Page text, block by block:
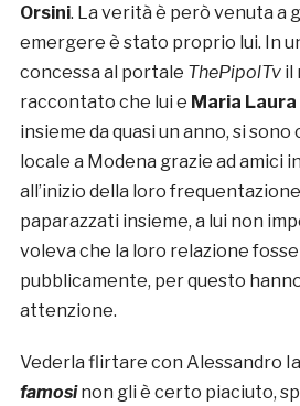
Orsini. La verità è però venuta a
emergere è stato proprio lui. In
concessa al portale ThePipolTv il
raccontato che lui e Maria
insieme da quasi un anno, si
locale a Modena grazie ad amici
all’inizio della loro
paparazzati insieme, a lui non
voleva che la loro relazione
pubblicamente, per questo
attenzione.
Vederla flirtare con Alessandro
famosinon gli è certo piaciuto,